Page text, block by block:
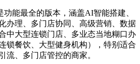
能最全的版本，涵盖AI智能搭建、
办理、多门店协同、高级营销、数据
中大型连锁门店、多业态当地糊口办
锁餐饮、大型健身机构），特别适合
流、多门店管控的商家。